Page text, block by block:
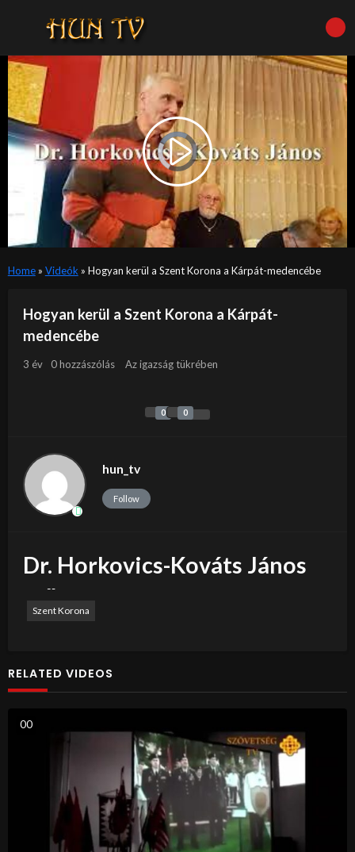
Video
Player
is
loading.Play
Video
Home» Videók » Hogyan kerül a Szent Korona a Kárpát-medencébe
Hogyan kerül a Szent Korona a Kárpát-
medencébe
3 év 0 hozzászólás Az igazság tükrében
0 0
hun_tv
Follow
Dr. Horkovics-Kováts János
előadása
Szent Korona
RELATED VIDEOS
00